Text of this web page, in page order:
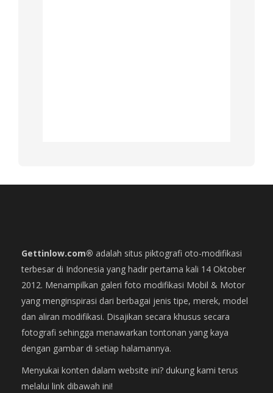
Gettinlow.com® adalah situs piktografi oto-modifikasi
terbesar di Indonesia yang hadir pertama kali 14 Oktober
2012. Menampilkan galeri foto modifikasi Mobil & Motor
yang menginspirasi dari berbagai jenis tipe, merek, model
dan aliran modifikasi. Disajikan secara khusus secara
fotografi sehingga menawarkan tontonan yang kaya
dengan gambar di setiap halamannya.
Menyukai konten dalam website ini? dukung kami terus
melalui link dibawah ini!